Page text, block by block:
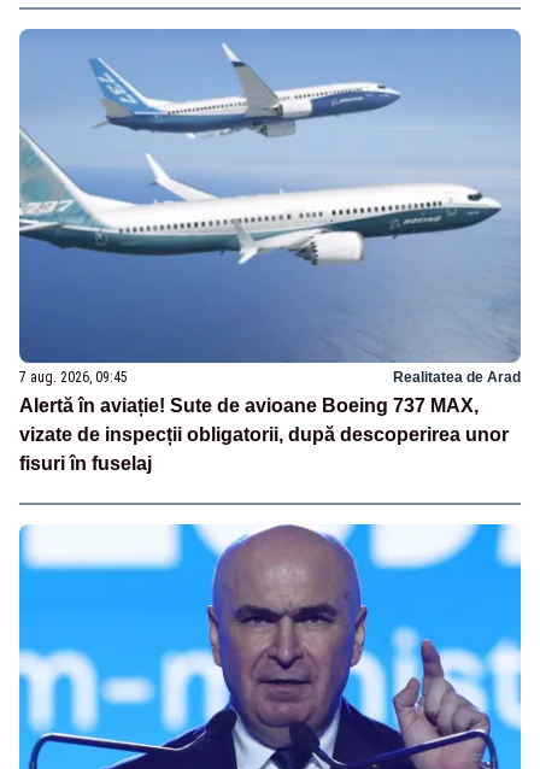
7 aug. 2026, 09:45 Realitatea de Arad
Alertă în aviație! Sute de avioane Boeing 737 MAX,
vizate de inspecții obligatorii, după descoperirea unor
fisuri în fuselaj